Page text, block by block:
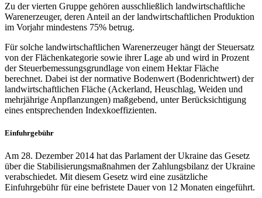
Zu der vierten Gruppe gehören ausschließlich landwirtschaftliche
Warenerzeuger, deren Anteil an der landwirtschaftlichen Produktion
im Vorjahr mindestens 75% betrug.
Für solche landwirtschaftlichen Warenerzeuger hängt der Steuersatz
von der Flächenkategorie sowie ihrer Lage ab und wird in Prozent
der Steuerbemessungsgrundlage von einem Hektar Fläche
berechnet. Dabei ist der normative Bodenwert (Bodenrichtwert) der
landwirtschaftlichen Fläche (Ackerland, Heuschlag, Weiden und
mehrjährige Anpflanzungen) maßgebend, unter Berücksichtigung
eines entsprechenden Indexkoeffizienten.
Einfuhrgebühr
Am 28. Dezember 2014 hat das Parlament der Ukraine das Gesetz
über die Stabilisierungsmaßnahmen der Zahlungsbilanz der Ukraine
verabschiedet. Mit diesem Gesetz wird eine zusätzliche
Einfuhrgebühr für eine befristete Dauer von 12 Monaten eingeführt.